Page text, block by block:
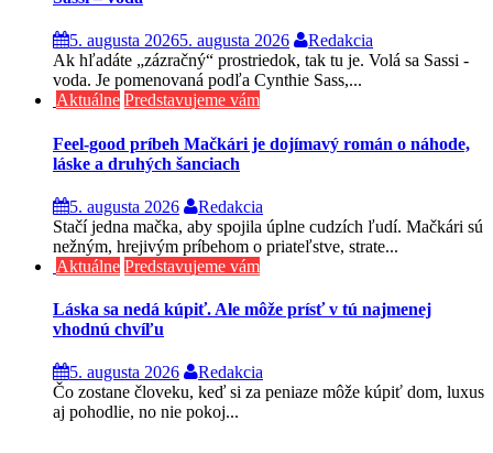
5. augusta 20265. augusta 2026
Redakcia
Ak hľadáte „zázračný“ prostriedok, tak tu je. Volá sa Sassi -
voda. Je pomenovaná podľa Cynthie Sass,...
Aktuálne Predstavujeme vám
Feel-good príbeh Mačkári je dojímavý román o náhode,
láske a druhých šanciach
5. augusta 2026
Redakcia
Stačí jedna mačka, aby spojila úplne cudzích ľudí. Mačkári sú
nežným, hrejivým príbehom o priateľstve, strate...
Aktuálne Predstavujeme vám
Láska sa nedá kúpiť. Ale môže prísť v tú najmenej
vhodnú chvíľu
5. augusta 2026
Redakcia
Čo zostane človeku, keď si za peniaze môže kúpiť dom, luxus
aj pohodlie, no nie pokoj...